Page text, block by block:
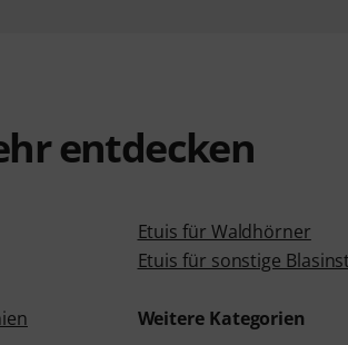
entdecken
Etuis für Waldhörner
Etuis für sonstige
Weitere Kategorien